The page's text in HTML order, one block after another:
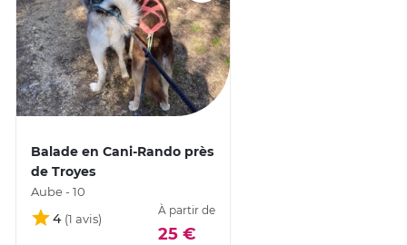
Balade en Cani-Rando près
de Troyes
Aube - 10
4
À partir de
25 €